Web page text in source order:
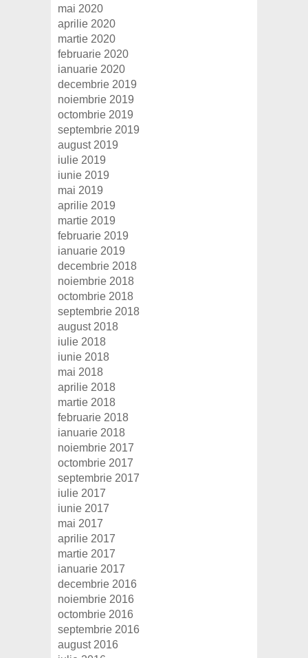
mai 2020
aprilie 2020
martie 2020
februarie 2020
ianuarie 2020
decembrie 2019
noiembrie 2019
octombrie 2019
septembrie 2019
august 2019
iulie 2019
iunie 2019
mai 2019
aprilie 2019
martie 2019
februarie 2019
ianuarie 2019
decembrie 2018
noiembrie 2018
octombrie 2018
septembrie 2018
august 2018
iulie 2018
iunie 2018
mai 2018
aprilie 2018
martie 2018
februarie 2018
ianuarie 2018
noiembrie 2017
octombrie 2017
septembrie 2017
iulie 2017
iunie 2017
mai 2017
aprilie 2017
martie 2017
ianuarie 2017
decembrie 2016
noiembrie 2016
octombrie 2016
septembrie 2016
august 2016